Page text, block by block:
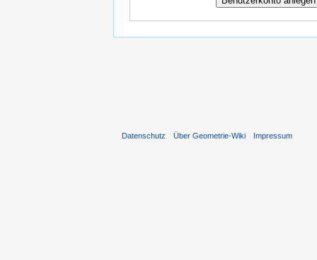
Datenschutz Über Geometrie-Wiki Impressum